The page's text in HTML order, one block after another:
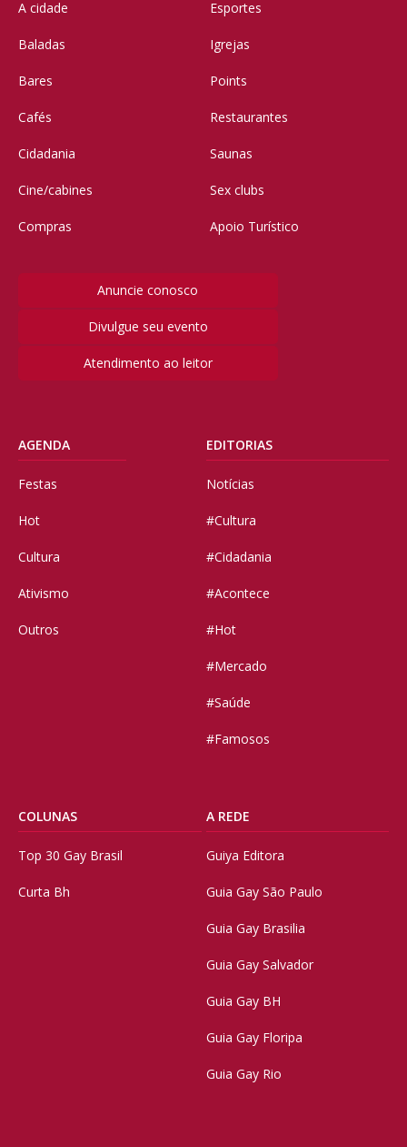
A cidade
Baladas
Bares
Cafés
Cidadania
Cine/cabines
Compras
Esportes
Igrejas
Points
Restaurantes
Saunas
Sex clubs
Apoio Turístico
Anuncie conosco
Divulgue seu evento
Atendimento ao leitor
AGENDA
Festas
Hot
Cultura
Ativismo
Outros
EDITORIAS
Notícias
#Cultura
#Cidadania
#Acontece
#Hot
#Mercado
#Saúde
#Famosos
COLUNAS
Top 30 Gay Brasil
Curta Bh
A REDE
Guiya Editora
Guia Gay São Paulo
Guia Gay Brasilia
Guia Gay Salvador
Guia Gay BH
Guia Gay Floripa
Guia Gay Rio